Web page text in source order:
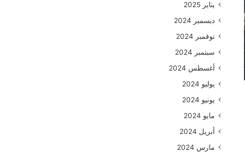
يناير 2025
ديسمبر 2024
نوفمبر 2024
سبتمبر 2024
أغسطس 2024
يوليو 2024
يونيو 2024
مايو 2024
أبريل 2024
مارس 2024